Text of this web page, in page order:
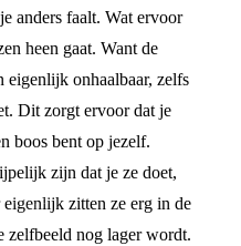
anders faalt. Wat ervoor
heen gaat. Want de
eigenlijk onhaalbaar, zelfs
Dit zorgt ervoor dat je
boos bent op jezelf.
zijn dat je ze doet,
zitten ze erg in de
zelfbeeld nog lager wordt.